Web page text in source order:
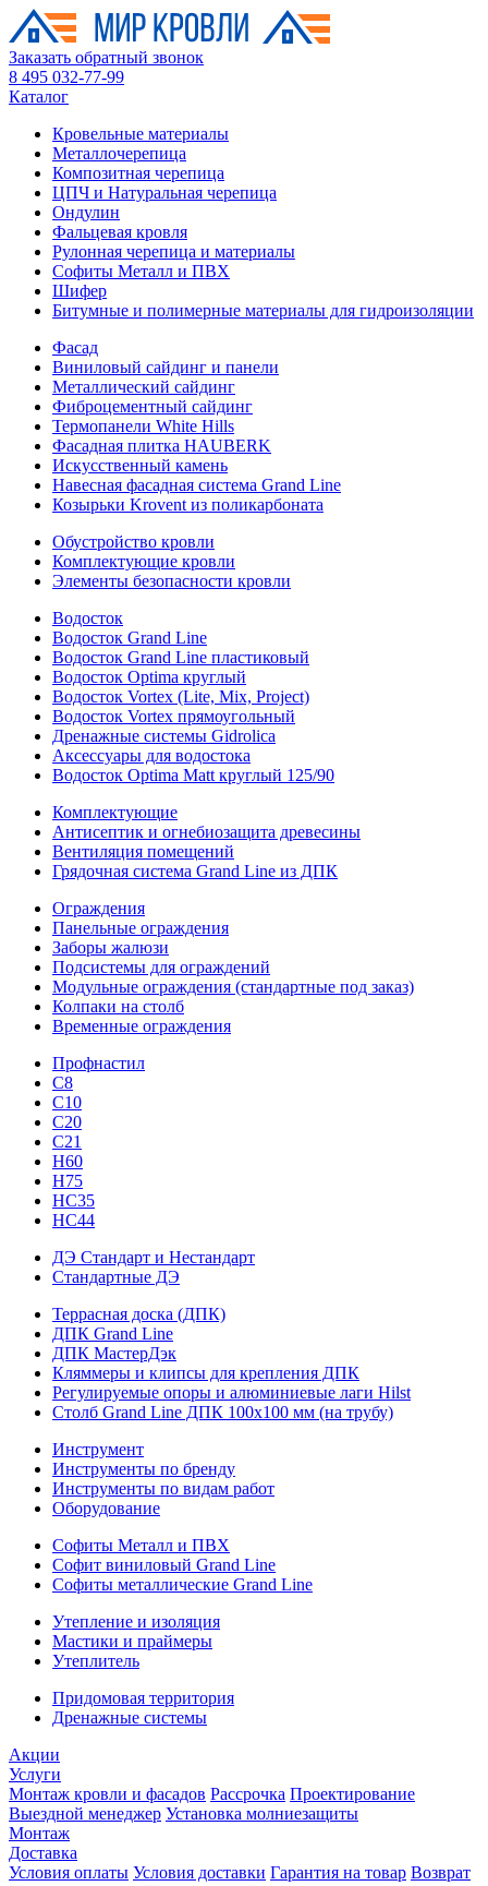
Заказать обратный звонок
8 495 032-77-99
Каталог
Кровельные материалы
Металлочерепица
Композитная черепица
ЦПЧ и Натуральная черепица
Ондулин
Фальцевая кровля
Рулонная черепица и материалы
Софиты Металл и ПВХ
Шифер
Битумные и полимерные материалы для гидроизоляции
Фасад
Виниловый сайдинг и панели
Металлический сайдинг
Фиброцементный сайдинг
Термопанели White Hills
Фасадная плитка HAUBERK
Искусственный камень
Навесная фасадная система Grand Line
Козырьки Krovent из поликарбоната
Обустройство кровли
Комплектующие кровли
Элементы безопасности кровли
Водосток
Водосток Grand Line
Водосток Grand Line пластиковый
Водосток Optima круглый
Водосток Vortex (Lite, Mix, Project)
Водосток Vortex прямоугольный
Дренажные системы Gidrolica
Аксессуары для водостока
Водосток Optima Matt круглый 125/90
Комплектующие
Антисептик и огнебиозащита древесины
Вентиляция помещений
Грядочная система Grand Line из ДПК
Ограждения
Панельные ограждения
Заборы жалюзи
Подсистемы для ограждений
Модульные ограждения (стандартные под заказ)
Колпаки на столб
Временные ограждения
Профнастил
С8
С10
С20
С21
H60
H75
HС35
НС44
ДЭ Стандарт и Нестандарт
Стандартные ДЭ
Террасная доска (ДПК)
ДПК Grand Line
ДПК МастерДэк
Кляммеры и клипсы для крепления ДПК
Регулируемые опоры и алюминиевые лаги Hilst
Столб Grand Line ДПК 100х100 мм (на трубу)
Инструмент
Инструменты по бренду
Инструменты по видам работ
Оборудование
Софиты Металл и ПВХ
Софит виниловый Grand Line
Софиты металлические Grand Line
Утепление и изоляция
Мастики и праймеры
Утеплитель
Придомовая территория
Дренажные системы
Акции
Услуги
Монтаж кровли и фасадов Рассрочка Проектирование
Выездной менеджер Установка молниезащиты
Монтаж
Доставка
Условия оплаты Условия доставки Гарантия на товар Возврат